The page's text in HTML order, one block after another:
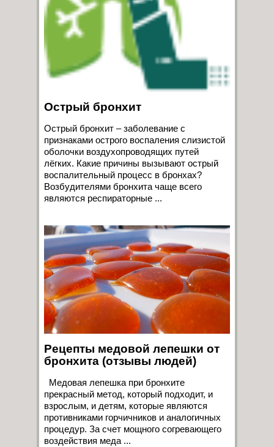
Острый бронхит
Острый бронхит – заболевание с
признаками острого воспаления слизистой
оболочки воздухопроводящих путей
лёгких. Какие причины вызывают острый
воспалительный процесс в бронхах?
Возбудителями бронхита чаще всего
являются респираторные ...
Рецепты медовой лепешки от
бронхита (отзывы людей)
Медовая лепешка при бронхите
прекрасный метод, который подходит, и
взрослым, и детям, которые являются
противниками горчичников и аналогичных
процедур. За счет мощного согревающего
воздействия меда ...